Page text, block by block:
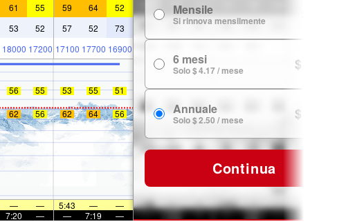
61 55 59 64 52
53 52 57 52 73
18000 17200 17100 17700 16900
56 55 53 55
51
62 56 62 64 56
— — 5:43 —
—
7:20 — — 7:19 —
Mensile
Si rinnova mensilmente
6 mesi
Solo $ 4.17 / mese $ 24.99
Annuale
Solo $ 2.50 / mese $ 29.99
Continua